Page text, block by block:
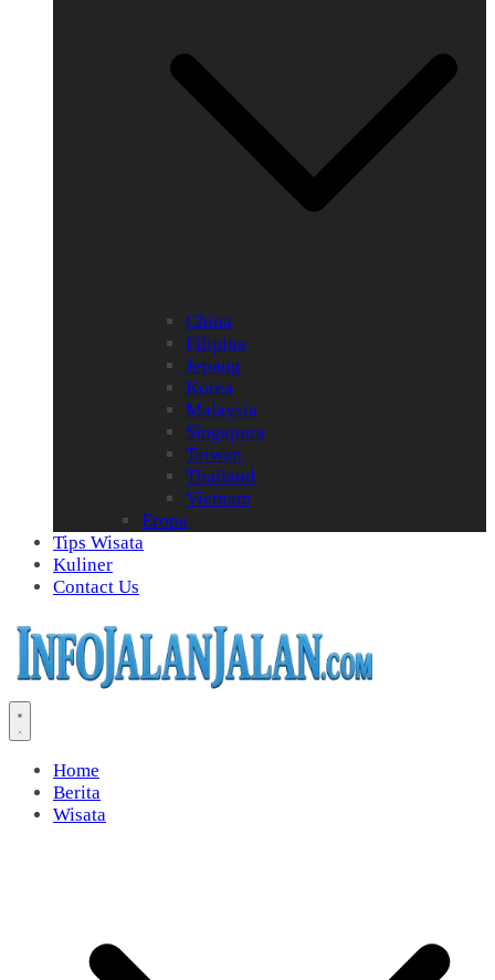
China
Filipina
Jepang
Korea
Malaysia
Singapura
Taiwan
Thailand
Vietnam
Eropa
Tips Wisata
Kuliner
Contact Us
Home
Berita
Wisata